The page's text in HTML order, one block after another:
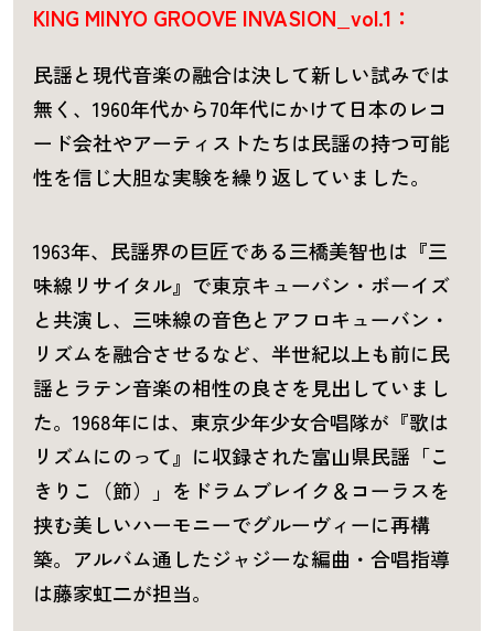
KING MINYO GROOVE INVASION_vol.1：
民謡と現代音楽の融合は決して新しい試みでは
無く、1960年代から70年代にかけて日本のレコ
ード会社やアーティストたちは民謡の持つ可能
性を信じ大胆な実験を繰り返していました。
1963年、民謡界の巨匠である三橋美智也は『三
味線リサイタル』で東京キューバン・ボーイズ
と共演し、三味線の音色とアフロキューバン・
リズムを融合させるなど、半世紀以上も前に民
謡とラテン音楽の相性の良さを見出していまし
た。1968年には、東京少年少女合唱隊が『歌は
リズムにのって』に収録された富山県民謡「こ
きりこ（節）」をドラムブレイク＆コーラスを
挟む美しいハーモニーでグルーヴィーに再構
築。アルバム通したジャジーな編曲・合唱指導
は藤家虹二が担当。